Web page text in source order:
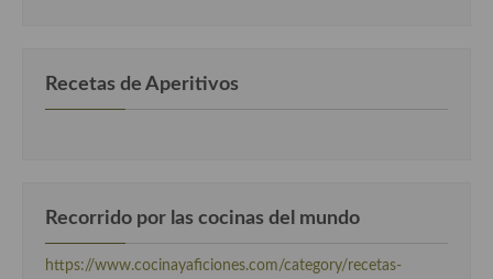
Recetas de Aperitivos
Recorrido por las cocinas del mundo
https://www.cocinayaficiones.com/category/recetas-